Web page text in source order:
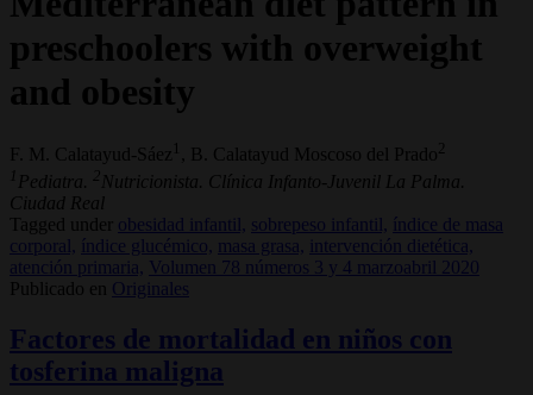
preschoolers with overweight
and obesity
F. M. Calatayud-Sáez 1 , B. Calatayud Moscoso del Prado2
1 Pediatra. 2 Nutricionista. Clínica Infanto-Juvenil La Palma.
Ciudad Real
Tagged under
obesidad infantil, sobrepeso infantil,
índice de masa
corporal,
índice glucémico, masa grasa,
intervención dietética,
atención primaria,
Volumen 78 números 3 y 4 marzoabril 2020
Publicado en
Originales
Factores de mortalidad en niños con
tosferina maligna